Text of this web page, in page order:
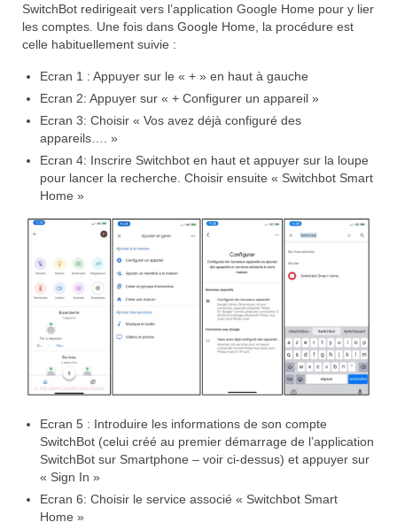
SwitchBot redirigeait vers l’application Google Home pour y lier
les comptes. Une fois dans Google Home, la procédure est
celle habituellement suivie :
Ecran 1 : Appuyer sur le « + » en haut à gauche
Ecran 2: Appuyer sur « + Configurer un appareil »
Ecran 3: Choisir « Vos avez déjà configuré des
appareils…. »
Ecran 4: Inscrire Switchbot en haut et appuyer sur la loupe
pour lancer la recherche. Choisir ensuite « Switchbot Smart
Home »
Ecran 5 : Introduire les informations de son compte
SwitchBot (celui créé au premier démarrage de l’application
SwitchBot sur Smartphone – voir ci-dessus) et appuyer sur
« Sign In »
Ecran 6: Choisir le service associé « Switchbot Smart
Home »